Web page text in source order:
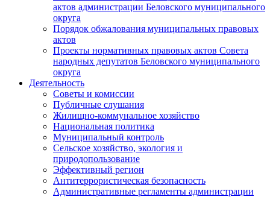
актов администрации Беловского муниципального
округа
Порядок обжалования муниципальных правовых
актов
Проекты нормативных правовых актов Совета
народных депутатов Беловского муниципального
округа
Деятельность
Советы и комиссии
Публичные слушания
Жилищно-коммунальное хозяйство
Национальная политика
Муниципальный контроль
Сельское хозяйство, экология и
природопользование
Эффективный регион
Антитеррористическая безопасность
Административные регламенты администрации